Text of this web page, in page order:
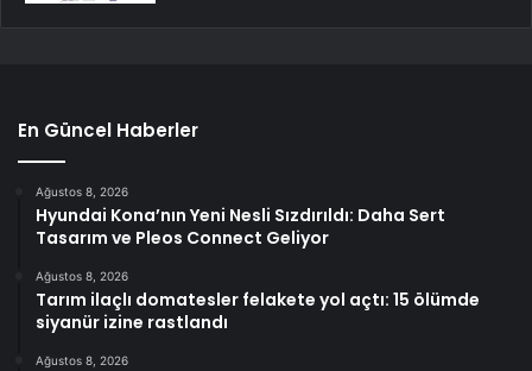
En Güncel Haberler
Ağustos 8, 2026
Hyundai Kona’nın Yeni Nesli Sızdırıldı: Daha Sert
Tasarım ve Pleos Connect Geliyor
Ağustos 8, 2026
Tarım ilaçlı domatesler felakete yol açtı: 15 ölümde
siyanür izine rastlandı
Ağustos 8, 2026